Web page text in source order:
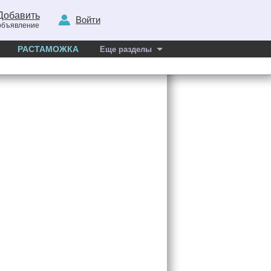
Войти
РАСТАМОЖКА Еще разделы